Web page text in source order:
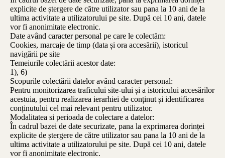
explicite de ștergere de către utilizator sau pana la 10 ani de la
ultima activitate a utilizatorului pe site. După cei 10 ani, datele
vor fi anonimitate electronic.
Date având caracter personal pe care le colectăm:
Cookies, marcaje de timp (data și ora accesării), istoricul
navigării pe site
Temeiurile colectării acestor date:
1), 6)
Scopurile colectării datelor având caracter personal:
Pentru monitorizarea traficului site-ului și a istoricului accesărilor
acestuia, pentru realizarea ierarhiei de conținut și identificarea
conținutului cel mai relevant pentru utilizator.
Modalitatea si perioada de colectare a datelor:
În cadrul bazei de date securizate, pana la exprimarea dorinței
explicite de ștergere de către utilizator sau pana la 10 ani de la
ultima activitate a utilizatorului pe site. După cei 10 ani, datele
vor fi anonimitate electronic.